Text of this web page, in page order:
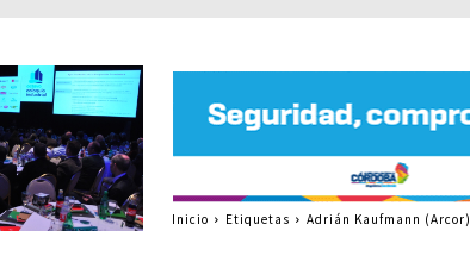
Inicio Etiquetas Adrián Kaufmann (Arcor)